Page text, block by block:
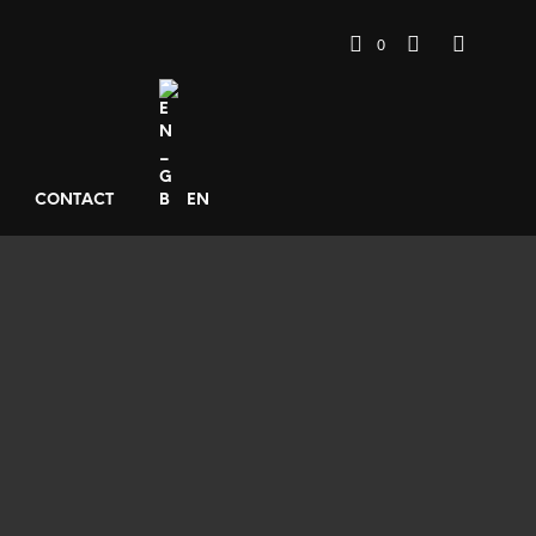
CONTACT EN
0